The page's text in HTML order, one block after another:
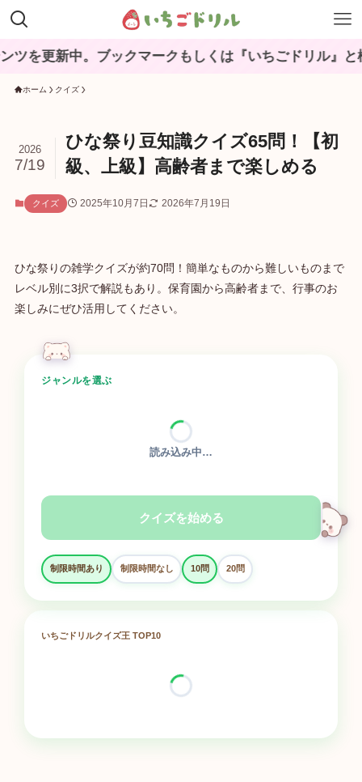
中。ブックマークもしくは『いちごドリル』と検索して
ホーム クイズ
ひな祭り豆知識クイズ65問！【初
級、上級】高齢者まで楽しめる
2026
7/19
クイズ 2025年10月7日 2026年7月19日
ひな祭りの雑学クイズが約70問！簡単なものから難しいものまで
レベル別に3択で解説もあり。保育園から高齢者まで、行事のお
楽しみにぜひ活用してください。
ジャンルを選ぶ
読み込み中…
クイズを始める
制限時間あり 制限時間なし 10問 20問
いちごドリルクイズ王 TOP10